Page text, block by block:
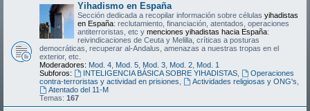
Yihadismo en España
Sección dedicada a recopilar información sobre células yihadistas
en España: reclutamiento, financiación, atentados, operaciones
antiterroristas, etc y menciones yihadistas hacia España:
reivindicaciones de Ceuta y Melilla, críticas a posturas
democráticas, recuperar al-Andalus, amenazas a nuestras tropas en el
exterior, etc.
Moderadores: Mod. 4 Mod. 5 Mod. 3 Mod. 2 Mod. 1
Subforos:
INTELIGENCIA BÁSICA SOBRE YIHADISTAS,
Operaciones
contra-terroristas y actividad en prisiones
Actividades religiosas y ONG's
Atentado del 11-M
Temas: 167